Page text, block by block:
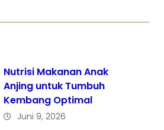
Nutrisi Makanan Anak
Anjing untuk Tumbuh
Kembang Optimal
Juni 9, 2026